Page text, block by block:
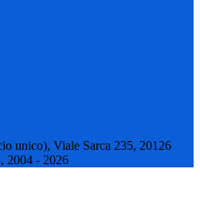
unico), Viale Sarca 235, 20126
2004 - 2026